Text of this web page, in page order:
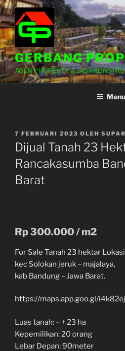
Lompat
ke
konten
GERBANG
AGEN PROPERTY & JASA
Menu
DIPOSKAN
PADA
7 FEBRUARI 2023 OLEH
Dijual Tanah 23
Rancakasumba
Barat
Rp 300.000 / m2
For Sale Tanah 23 hektar
kec Solokan jeruk – majalaya,
kab Bandung – Jawa Barat.
https://maps.app.goo.gl/
Luas tanah: – + 23 ha
Kepemilikan: 20 orang
Lebar Depan: 90meter